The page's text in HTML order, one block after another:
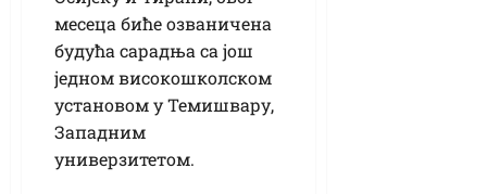
месеца биће озваничена
будућа сарадња са још
једном високошколском
установом у Темишвару,
Западним
универзитетом.